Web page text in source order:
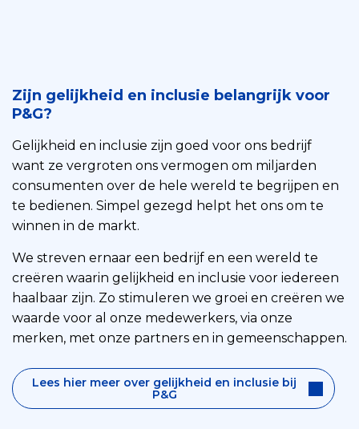
Zijn gelijkheid en inclusie belangrijk voor
P&G?
Gelijkheid en inclusie zijn goed voor ons bedrijf
want ze vergroten ons vermogen om miljarden
consumenten over de hele wereld te begrijpen en
te bedienen. Simpel gezegd helpt het ons om te
winnen in de markt.
We streven ernaar een bedrijf en een wereld te
creëren waarin gelijkheid en inclusie voor iedereen
haalbaar zijn. Zo stimuleren we groei en creëren we
waarde voor al onze medewerkers, via onze
merken, met onze partners en in gemeenschappen.
Lees hier meer over gelijkheid en inclusie bij
P&G